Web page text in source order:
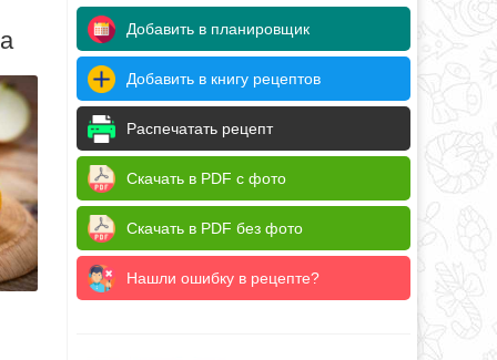
Добавить в планировщик
Добавить в книгу рецептов
Распечатать рецепт
Скачать в PDF с фото
Скачать в PDF без фото
Нашли ошибку в рецепте?